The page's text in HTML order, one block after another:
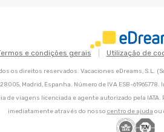
e condições gerais Utilização de
os direitos reservados. Vacaciones eDreams, S.L.
Madrid, Espanha. Número de IVA ESB-
de viagens licenciada e agente autorizado pela
imediatamente através do nosso centro de ajuda ou